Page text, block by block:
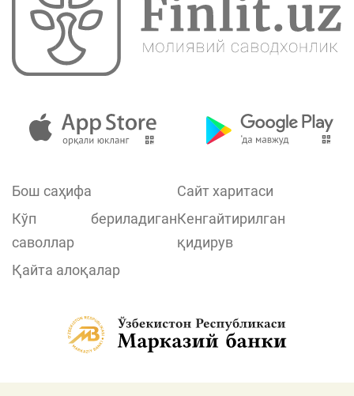
Бош саҳифа
Сайт харитаси
Кўп бериладиган
саволлар
Кенгайтирилган
қидирув
Қайта алоқалар